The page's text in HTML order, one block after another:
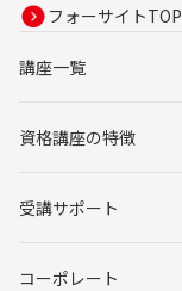
フォーサイトTOP
講座一覧
資格講座の特徴
受講サポート
コーポレート